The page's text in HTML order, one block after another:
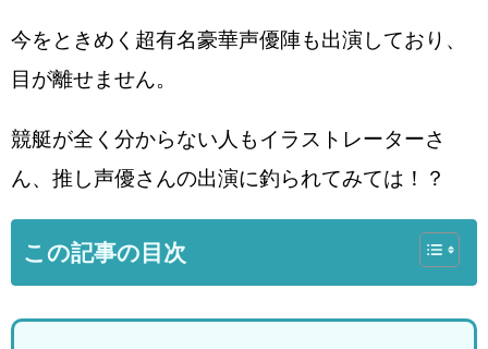
今をときめく超有名豪華声優陣も出演しており、
目が離せません。
競艇が全く分からない人もイラストレーターさ
ん、推し声優さんの出演に釣られてみては！？
この記事の目次